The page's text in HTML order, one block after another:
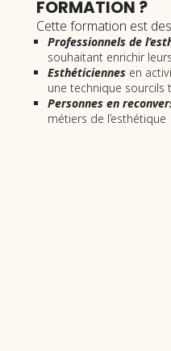
FORMATION ?
Cette formation est
Professionnels de
souhaitant enrichir
Esthéticiennesen
une technique sourcils
Personnes en
métiers de l’esthétique